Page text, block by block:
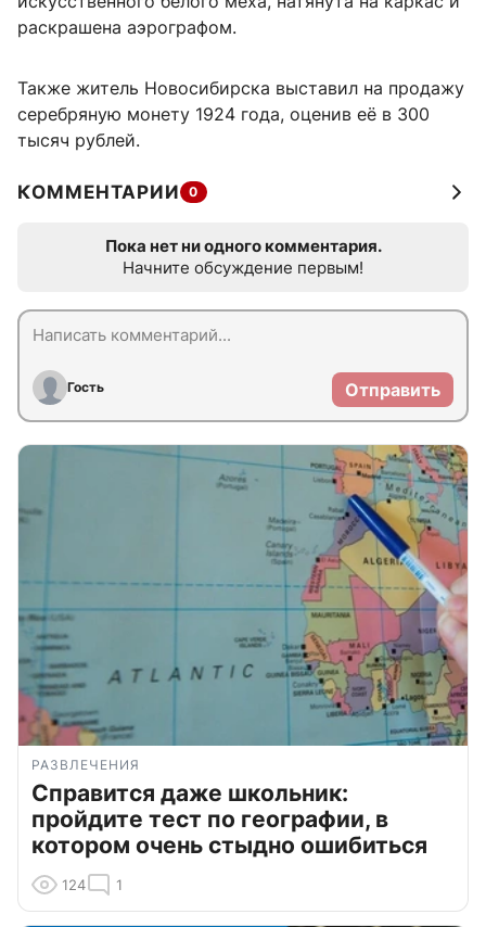
раскрашена аэрографом.
Также житель Новосибирска выставил на продажу
серебряную монету 1924 года, оценив её в 300
тысяч рублей.
КОММЕНТАРИИ 0
Пока нет ни одного комментария.
Начните обсуждение первым!
Гость Отправить
РАЗВЛЕЧЕНИЯ
Справится даже школьник:
пройдите тест по географии, в
котором очень стыдно ошибиться
124 1